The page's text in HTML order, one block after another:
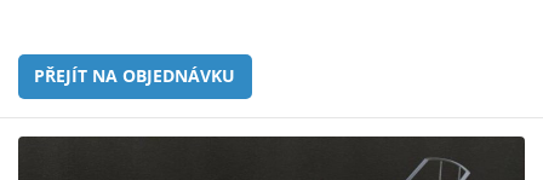
PŘEJÍT NA OBJEDNÁVKU